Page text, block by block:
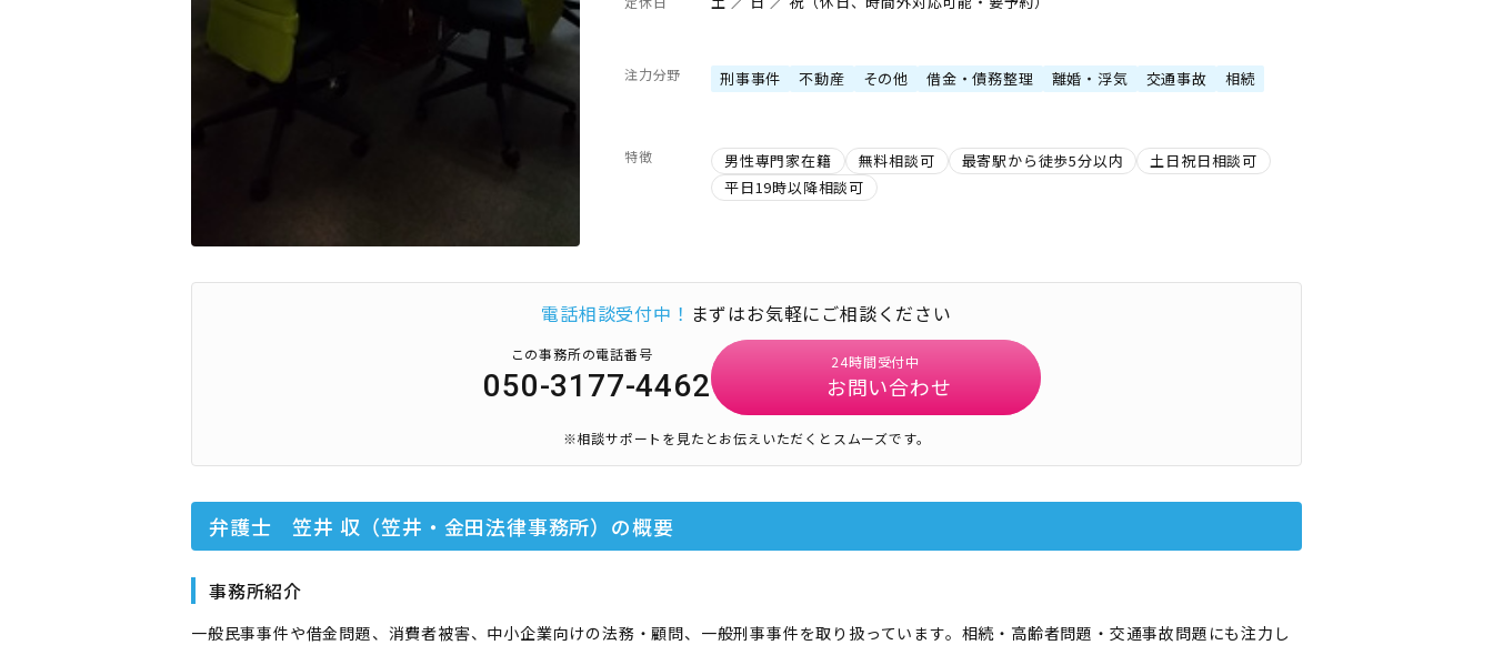
注力分野 刑事事件 不動産 その他 借金・債務整理 離婚・浮気 交通事故 相続
特徴 男性専門家在籍 無料相談可 最寄駅から徒歩5分以内
土日祝日相談可
平日19時以降相談可
電話相談受付中！ まずはお気軽にご相談ください
この事務所の電話番号
050-3177-4462
24時間受付中
お問い合わせ
※相談サポートを見たとお伝えいただくとスムーズです。
弁護士 笠井 収（笠井・金田法律事務所） の概要
事務所紹介
一般民事事件や借金問題、消費者被害、中小企業向けの法務・顧問、一般刑事事件を取り扱っています。相続・高齢者問題・交通事故問題にも注力し